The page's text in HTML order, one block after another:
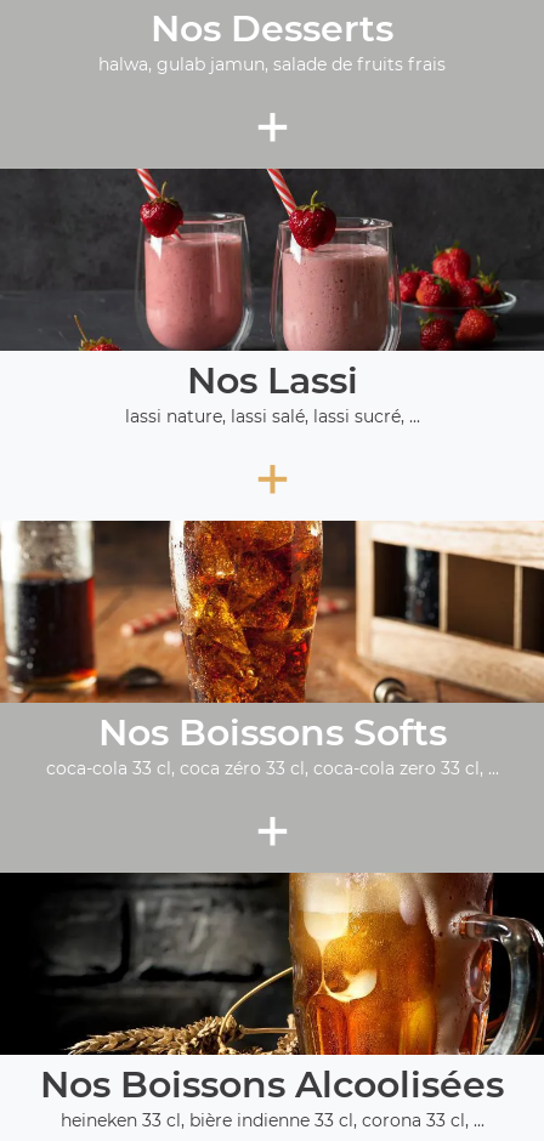
Nos Desserts
halwa, gulab jamun, salade de fruits frais
+
Nos Lassi
lassi nature, lassi salé, lassi sucré, ...
+
Nos Boissons Softs
coca-cola 33 cl, coca zéro 33 cl, coca-cola zero 33 cl, ...
+
Nos Boissons Alcoolisées
heineken 33 cl, bière indienne 33 cl, corona 33 cl, ...